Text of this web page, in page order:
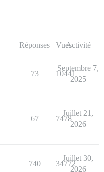
Réponses VuesActivité
73 10441
Septembre 7,
2025
67 7478
Juillet 21,
2026
740 34772
Juillet 30,
2026